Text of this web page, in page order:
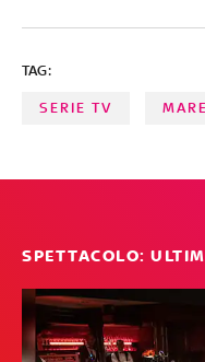
TAG:
SERIE TV
SPETTACOLO: